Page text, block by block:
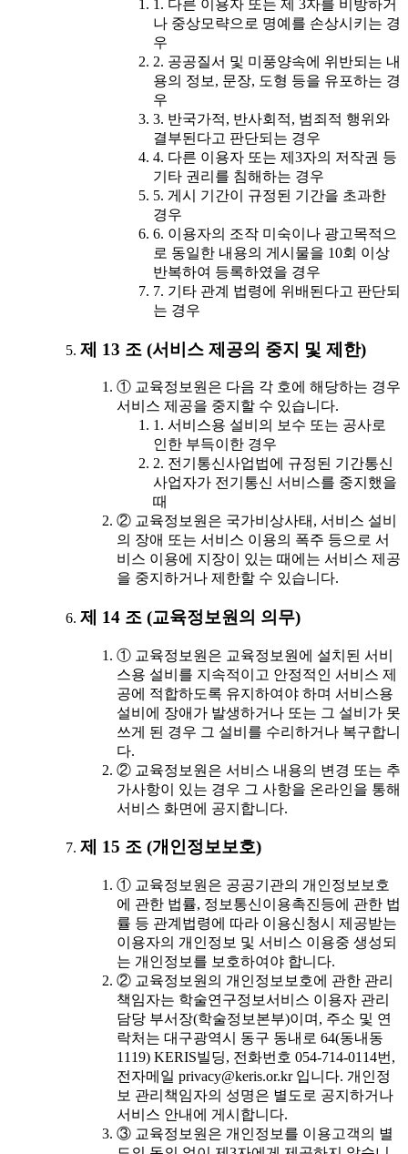
1. 다른 이용자 또는 제 3자를 비방하거
나 중상모략으로 명예를 손상시키는 경
우
2. 공공질서 및 미풍양속에 위반되는 내
용의 정보, 문장, 도형 등을 유포하는 경
우
3. 반국가적, 반사회적, 범죄적 행위와
결부된다고 판단되는 경우
4. 다른 이용자 또는 제3자의 저작권 등
기타 권리를 침해하는 경우
5. 게시 기간이 규정된 기간을 초과한
경우
6. 이용자의 조작 미숙이나 광고목적으
로 동일한 내용의 게시물을 10회 이상
반복하여 등록하였을 경우
7. 기타 관계 법령에 위배된다고 판단되
는 경우
제 13 조 (서비스 제공의 중지 및 제한)
① 교육정보원은 다음 각 호에 해당하는 경우
서비스 제공을 중지할 수 있습니다.
1. 서비스용 설비의 보수 또는 공사로
인한 부득이한 경우
2. 전기통신사업법에 규정된 기간통신
사업자가 전기통신 서비스를 중지했을
때
② 교육정보원은 국가비상사태, 서비스 설비
의 장애 또는 서비스 이용의 폭주 등으로 서
비스 이용에 지장이 있는 때에는 서비스 제공
을 중지하거나 제한할 수 있습니다.
제 14 조 (교육정보원의 의무)
① 교육정보원은 교육정보원에 설치된 서비
스용 설비를 지속적이고 안정적인 서비스 제
공에 적합하도록 유지하여야 하며 서비스용
설비에 장애가 발생하거나 또는 그 설비가 못
쓰게 된 경우 그 설비를 수리하거나 복구합니
다.
② 교육정보원은 서비스 내용의 변경 또는 추
가사항이 있는 경우 그 사항을 온라인을 통해
서비스 화면에 공지합니다.
제 15 조 (개인정보보호)
① 교육정보원은 공공기관의 개인정보보호
에 관한 법률, 정보통신이용촉진등에 관한 법
률 등 관계법령에 따라 이용신청시 제공받는
이용자의 개인정보 및 서비스 이용중 생성되
는 개인정보를 보호하여야 합니다.
② 교육정보원의 개인정보보호에 관한 관리
책임자는 학술연구정보서비스 이용자 관리
담당 부서장(학술정보본부)이며, 주소 및 연
락처는 대구광역시 동구 동내로 64(동내동
1119) KERIS빌딩, 전화번호 054-714-0114번,
전자메일 privacy@keris.or.kr 입니다. 개인정
보 관리책임자의 성명은 별도로 공지하거나
서비스 안내에 게시합니다.
③ 교육정보원은 개인정보를 이용고객의 별